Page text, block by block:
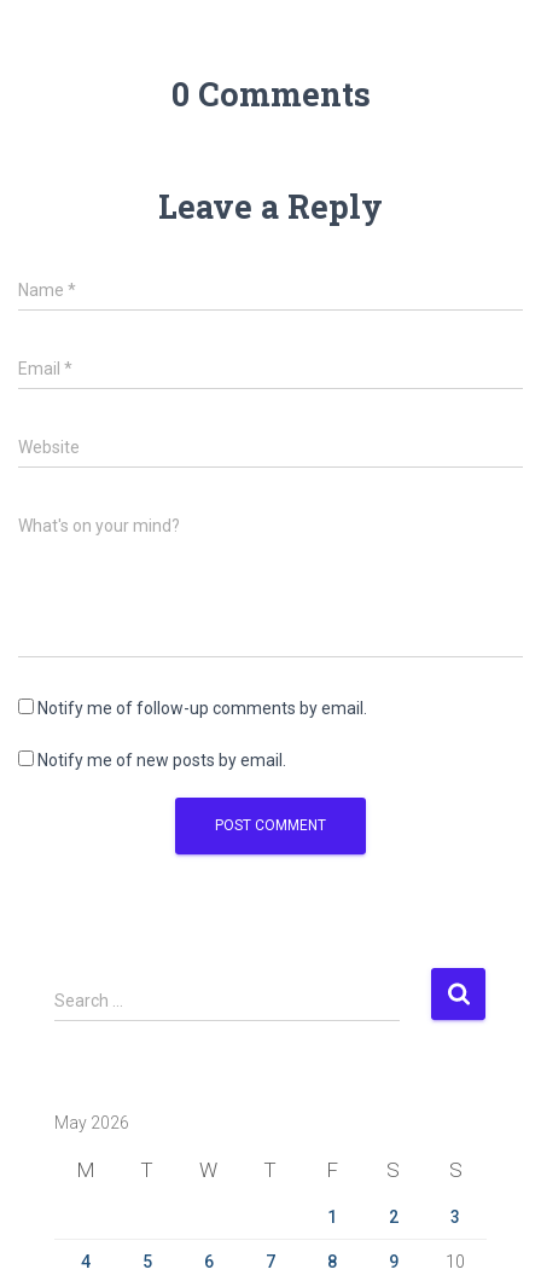
0 Comments
Leave a Reply
Name *
Email *
Website
What's on your mind?
Notify me of follow-up comments by email.
Notify me of new posts by email.
S
e
h
Search …
May 2026
M T W T F S S
1 2 3
4 5 6 7 8 9 10